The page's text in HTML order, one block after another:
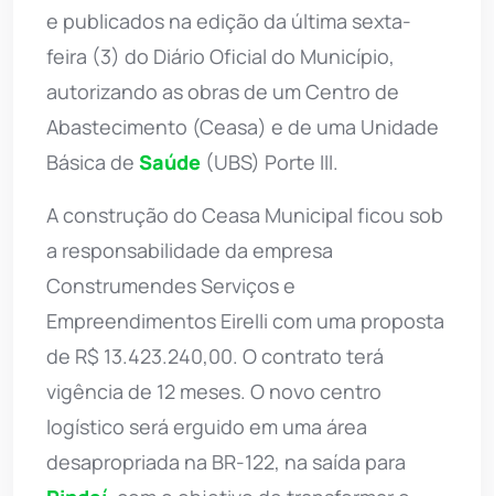
e publicados na edição da última sexta-
feira (3) do Diário Oficial do Município,
autorizando as obras de um Centro de
Abastecimento (Ceasa) e de uma Unidade
Básica de Saúde (UBS) Porte III.
A construção do Ceasa Municipal ficou sob
a responsabilidade da empresa
Construmendes Serviços e
Empreendimentos Eirelli com uma proposta
de R$ 13.423.240,00. O contrato terá
vigência de 12 meses. O novo centro
logístico será erguido em uma área
desapropriada na BR-122, na saída para